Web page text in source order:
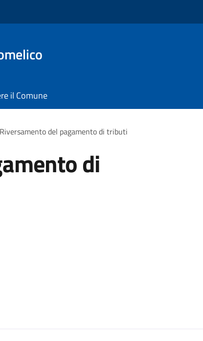
il Comune
Riversamento del pagamento di tributi
di